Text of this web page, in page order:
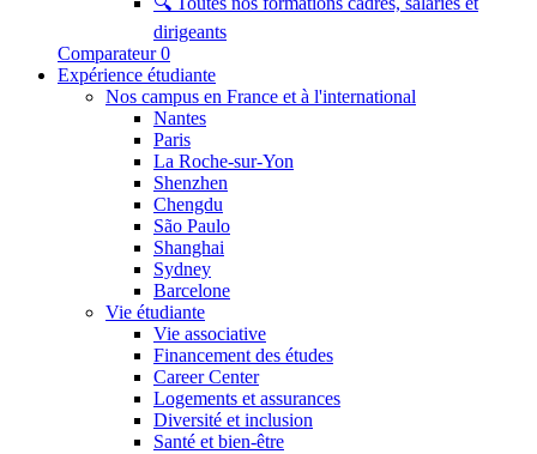
dirigeants
Comparateur 0
Expérience étudiante
Nos campus en France et à l'international
Nantes
Paris
La Roche-sur-Yon
Shenzhen
Chengdu
São Paulo
Shanghai
Sydney
Barcelone
Vie étudiante
Vie associative
Financement des études
Career Center
Logements et assurances
Diversité et inclusion
Santé et bien-être